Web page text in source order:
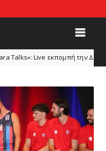
την Δευτέρα μετά το φιλικό